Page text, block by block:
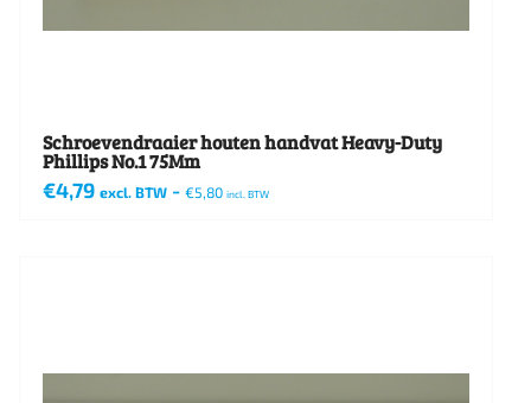
Schroevendraaier houten handvat Heavy-Duty
Phillips No.1 75Mm
€4,79 excl. BTW - €5,80 incl. BTW